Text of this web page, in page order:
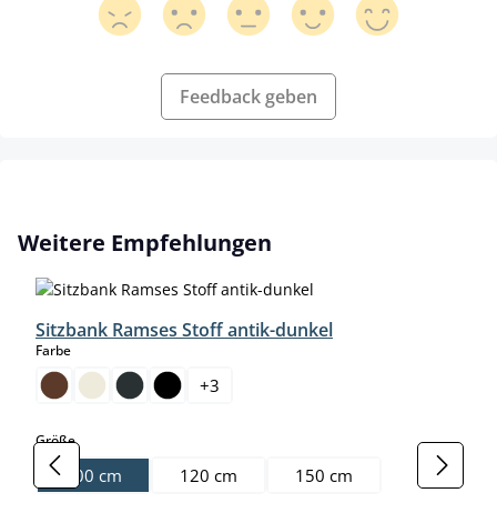
Feedback geben
Produktgalerie überspringen
Weitere Empfehlungen
Sitzbank Ramses Stoff antik-dunkel
Farbeauswählen
+3
Größeauswählen
100 cm 120 cm 150 cm